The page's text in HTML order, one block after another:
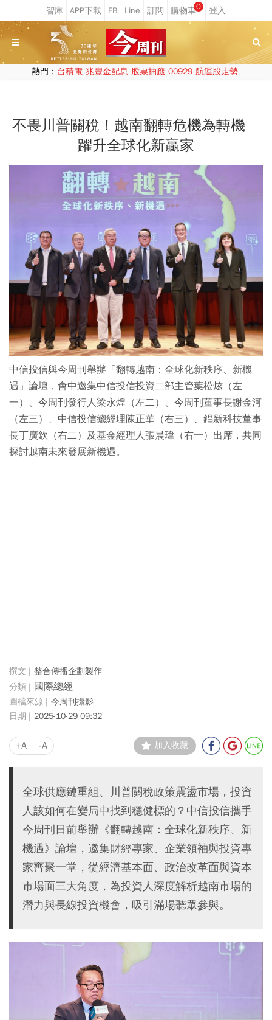
0
熱門： 台積電 兆豐金配息 股票抽籤 00929 航運股走勢
不畏川普關稅！越南翻轉危機為轉機
躍升全球化新贏家
中信投信與今周刊舉辦「翻轉越南：全球化新秩序、新機
遇」論壇，會中邀集中信投信投資二部主管葉松炫（左
一）、今周刊發行人梁永煌（左二）、今周刊董事長謝金河
（左三）、中信投信總經理陳正華（右三）、錩新科技董事
長丁廣欽（右二）及基金經理人張晨瑋（右一）出席，共同
探討越南未來發展新機遇。
整合傳播企劃製作
國際總經
今周刊攝影
2025-10-29 09:32
+A -A 加入收藏
全球供應鏈重組、川普關稅政策震盪市場，投資
人該如何在變局中找到穩健標的？中信投信攜手
今周刊日前舉辦《翻轉越南：全球化新秩序、新
機遇》論壇，邀集財經專家、企業領袖與投資專
家齊聚一堂，從經濟基本面、政治改革面與資本
市場面三大角度，為投資人深度解析越南市場的
潛力與長線投資機會，吸引滿場聽眾參與。